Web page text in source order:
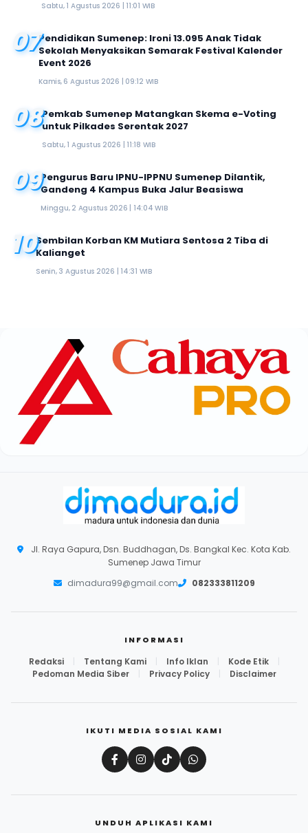
Sabtu, 1 Agustus 2026 | 11:01 WIB
07Pendidikan Sumenep: Ironi 13.095 Anak Tidak
Sekolah Menyaksikan Semarak Festival Kalender
Event 2026
Kamis, 6 Agustus 2026 | 09:12 WIB
08Pemkab Sumenep Matangkan Skema e-Voting
untuk Pilkades Serentak 2027
Sabtu, 1 Agustus 2026 | 11:18 WIB
09Pengurus Baru IPNU-IPPNU Sumenep Dilantik,
Gandeng 4 Kampus Buka Jalur Beasiswa
Minggu, 2 Agustus 2026 | 14:04 WIB
10Sembilan Korban KM Mutiara Sentosa 2 Tiba di
Kalianget
Senin, 3 Agustus 2026 | 14:31 WIB
Jl. Raya Gapura, Dsn. Buddhagan, Ds. Bangkal Kec. Kota Kab.
Sumenep Jawa Timur
dimadura99@gmail.com
082333811209
INFORMASI
Redaksi Tentang Kami Info Iklan Kode Etik
Pedoman Media Siber
Privacy Policy Disclaimer
IKUTI MEDIA SOSIAL KAMI
UNDUH APLIKASI KAMI